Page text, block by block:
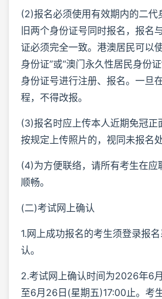
(2)报名必须使用有效期内的二代
旧两个身份证号同时报名，报名
证必须完全一致。港澳居民可以
身份证”或“澳门永久性居民身份
身份证号进行注册、报名。一旦
程，不得改报。
(3)报名时应上传本人近期免冠正
按规定上传照片的，视同未报名处
(4)为方便联络，请所有考生在应
顺畅。
(二)考试网上确认
1.网上成功报名的考生须登录报
认。
2.考试网上确认时间为2026年6
至6月26日(星期五)17:00止。考